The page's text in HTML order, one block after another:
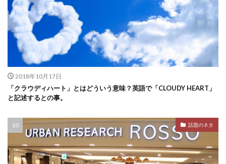
2018年10月17日
「クラウディハート」とはどういう意味？英語で「CLOUDY HEART」
と記述するとの事。
話題のネタ